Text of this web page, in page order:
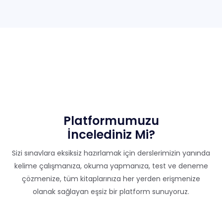
Platformumuzu
İncelediniz Mi?
Sizi sınavlara eksiksiz hazırlamak için derslerimizin yanında
kelime çalışmanıza, okuma yapmanıza, test ve deneme
çözmenize, tüm kitaplarınıza her yerden erişmenize
olanak sağlayan eşsiz bir platform sunuyoruz.